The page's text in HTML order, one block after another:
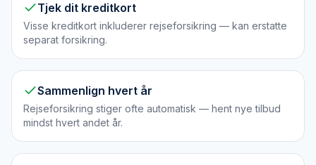
Tjek dit kreditkort
Visse kreditkort inkluderer rejseforsikring — kan erstatte
separat forsikring.
Sammenlign hvert år
Rejseforsikring stiger ofte automatisk — hent nye tilbud
mindst hvert andet år.